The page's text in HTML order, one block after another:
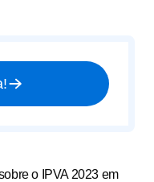
o IPVA 2023 em